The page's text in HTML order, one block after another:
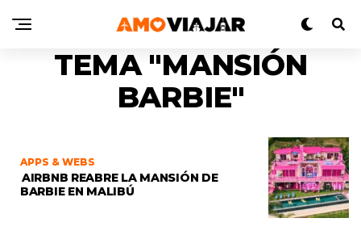
TEMA "MANSIÓN
BARBIE"
APPS & WEBS
AIRBNB REABRE LA MANSIÓN DE
BARBIE EN MALIBÚ